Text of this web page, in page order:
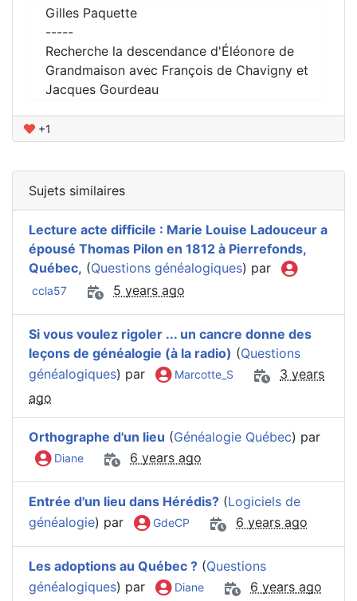
Gilles Paquette
-----
Recherche la descendance d'Éléonore de
Grandmaison avec François de Chavigny et
Jacques Gourdeau
+1
Sujets similaires
Lecture acte difficile : Marie Louise Ladouceur a
épousé Thomas Pilon en 1812 à Pierrefonds,
Québec, (Questions généalogiques) par
ccla57 5 years ago
Si vous voulez rigoler ... un cancre donne des
leçons de généalogie (à la radio) (Questions
généalogiques) par Marcotte_S
3 years
ago
Orthographe d'un lieu (Généalogie Québec) par
Diane 6 years ago
Entrée d'un lieu dans Hérédis? (Logiciels de
généalogie) par GdeCP 6 years ago
Les adoptions au Québec ? (Questions
généalogiques) par Diane 6 years ago